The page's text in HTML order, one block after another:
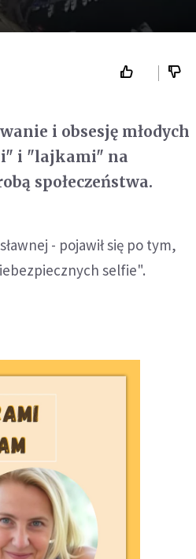
i obsesję młodych
i "lajkami" na
społeczeństwa.
- pojawił się po tym,
selfie".